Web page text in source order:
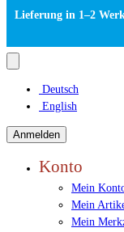
Deutsch
English
Anmelden
Konto
Mein
Mein
Mein
Lieferung in 1–2